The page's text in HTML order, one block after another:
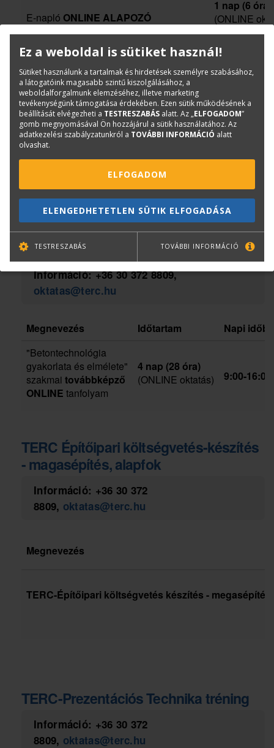
E-napló ONLINE ALAPOZÓ
1 nap (6 óra)
(ONLINE
E-naplóONLINE HALADÓ
1 nap (6 óra)
(ONLINE
E-naplóONLINE ALAPOZÓ + HALADÓ
2*1 nap (2*6
(ONLINE
TANTERMI KÉPZÉS:A TANTERMI
Betontechnológia gyakorlata és
elmélete online tanfolyam
Információ:+36 30 372 8809,
oktatas@terc.hu
Megnevezés Időtartam
Napi
"Betontechnológia
gyakorlata és elmélete"
szakmai továbbképző
ONLINE tanfolyam
4 nap (28 óra)
(ONLINE oktatás)
9:00-16:00
TERC Építőipari költségvetés-készítés
- magasépítés, alapfok
Információ: +36 30 372
8809, oktatas@terc.hu
Megnevezés
TERC-Építőipari költségvetés készítés -
TERC-Prezentációs Technika tréning
Információ: +36 30 372
8809, oktatas@terc.hu
Ez a weboldal is sütiket használ!
Sütiket használunk a tartalmak és hirdetések személyre szabásához,
a látogatóink magasabb szintű kiszolgálásához, a
weboldalforgalmunk elemzéséhez, illetve marketing
tevékenységünk támogatása érdekében. Ezen sütik működésének a
beállítását elvégezheti a TESTRESZABÁS alatt. Az „ELFOGADOM”
gomb megnyomásával Ön hozzájárul a sütik használatához. Az
adatkezelési szabályzatunkról a TOVÁBBI INFORMÁCIÓ alatt
olvashat.
ELFOGADOM
ELENGEDHETETLEN SÜTIK ELFOGADÁSA
TESTRESZABÁS TOVÁBBI INFORMÁCIÓ